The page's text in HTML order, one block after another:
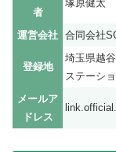
者
塚原健太
運営会社 合同会社
登録地
埼玉県越
ステーシ
メールア
ドレス